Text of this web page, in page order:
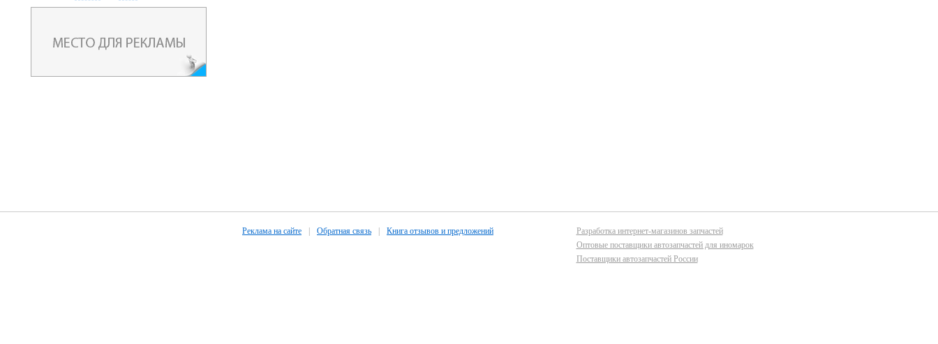
Реклама на сайте Обратная связь Книга отзывов и предложений
Разработка интернет-магазинов запчастей
Оптовые поставщики автозапчастей для иномарок
Поставщики автозапчастей России